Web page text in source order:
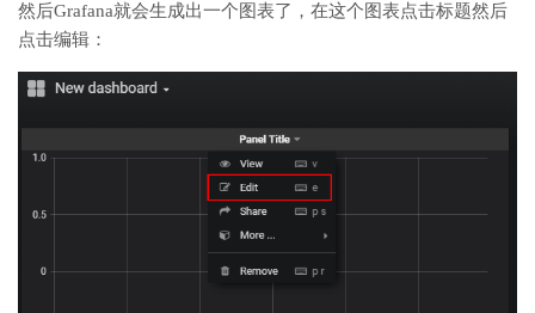
然后Grafana就会生成出一个图表了，在这个图表点击标题然后
点击编辑：